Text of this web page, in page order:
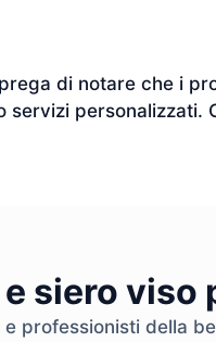
di notare che i
servizi personalizzati.
e siero
professionisti della